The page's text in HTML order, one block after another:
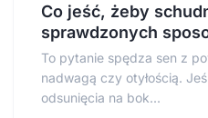
Co jeść, żeby
sprawdzonych
To pytanie spędza sen z
nadwagą czy otyłością.
odsunięcia na bok...